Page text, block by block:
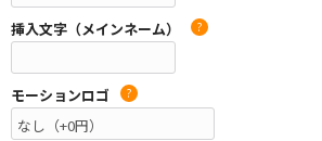
挿入文字（メインネーム） ?
モーションロゴ ?